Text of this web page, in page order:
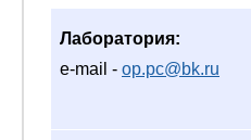
Лаборатория:
e-mail - op.pc@bk.ru